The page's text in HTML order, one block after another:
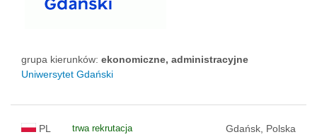
grupa kierunków: ekonomiczne, administracyjne
Uniwersytet Gdański
PL trwa rekrutacja Gdańsk, Polska